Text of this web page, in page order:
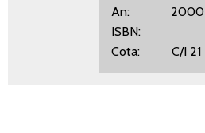
An: 2000
ISBN:
Cota: C/I 21